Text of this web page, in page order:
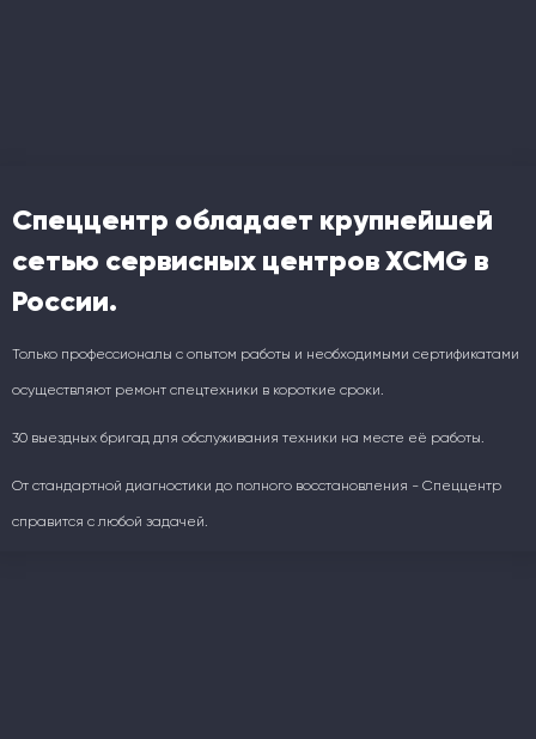
Спеццентр обладает крупнейшей
сетью сервисных центров XCMG в
России.
Только профессионалы с опытом работы и необходимыми сертификатами
осуществляют ремонт спецтехники в короткие сроки.
30 выездных бригад для обслуживания техники на месте её работы.
От стандартной диагностики до полного восстановления - Спеццентр
справится с любой задачей.